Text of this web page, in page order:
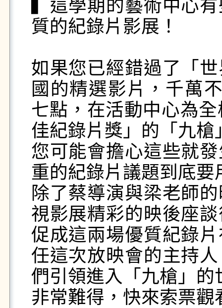
▍這學期的藝術中心
質的紀錄片影展！
如果您已經錯過了「
國的精選影片，千萬
七點，在活動中心為
佳紀錄片獎」的「九槍
您可能會擔心這些就
重的紀錄片議題到底
除了蔡導演與梁老師
視影展精彩的映後座
促成這兩場優質紀錄
任這次放映會的主持
們引領進入「九槍」的
非常難得，快來索票觀